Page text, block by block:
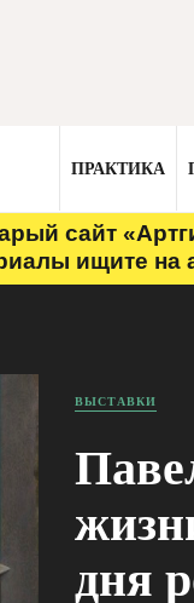
ПРАКТИКА
сайт
ищите на
ВЫСТАВКИ
дня